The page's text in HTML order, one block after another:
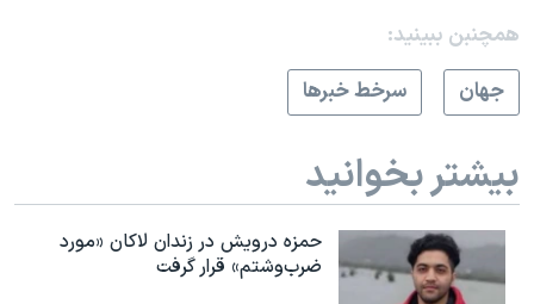
همچنبن ببینید:
جهان
سرخط خبرها
بیشتر بخوانید
حمزه درویش در زندان لاکان «مورد
ضرب‌وشتم» قرار گرفت